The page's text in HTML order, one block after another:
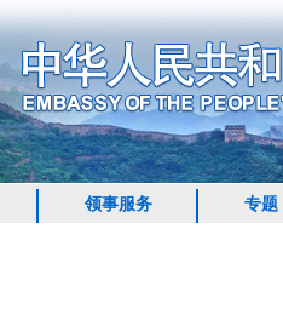
领事服务 专题